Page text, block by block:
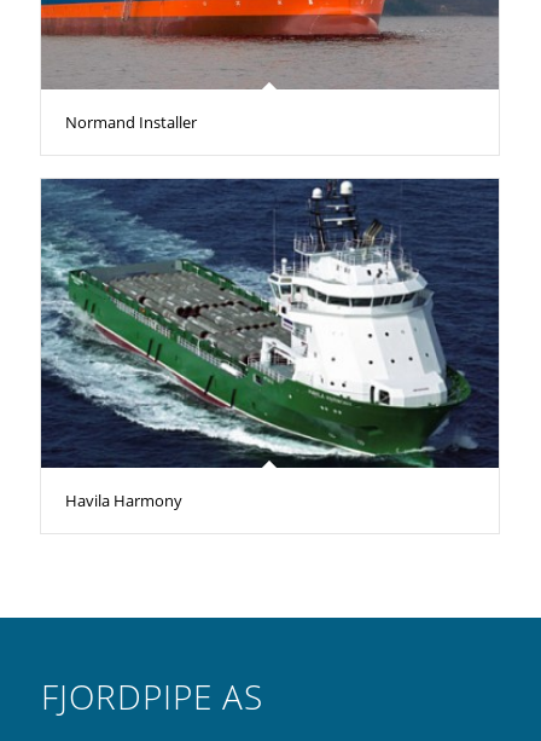
Normand Installer
Havila Harmony
FJORDPIPE AS